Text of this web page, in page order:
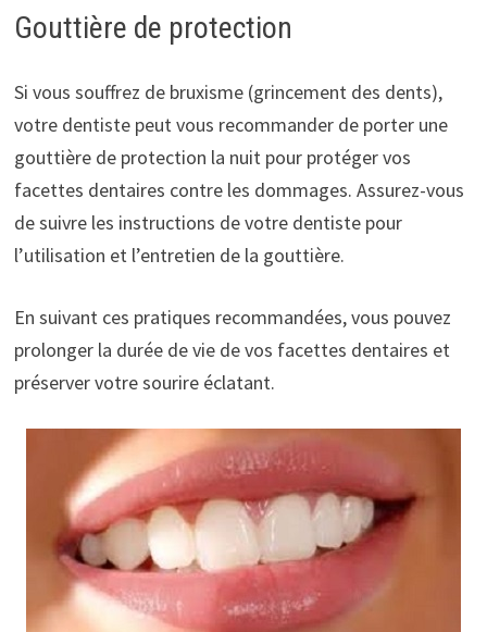
Gouttière de protection
Si vous souffrez de bruxisme (grincement des dents),
votre dentiste peut vous recommander de porter une
gouttière de protection la nuit pour protéger vos
facettes dentaires contre les dommages. Assurez-vous
de suivre les instructions de votre dentiste pour
l’utilisation et l’entretien de la gouttière.
En suivant ces pratiques recommandées, vous pouvez
prolonger la durée de vie de vos facettes dentaires et
préserver votre sourire éclatant.